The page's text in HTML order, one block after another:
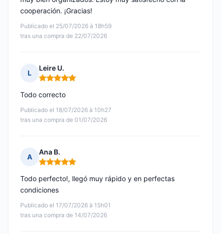
Publicado el 25/07/2026 à 18h59
tras una compra de 22/07/2026
cooperación. ¡Gracias!
L
Leire U.
Nota: 5 de 5
Publicado el 18/07/2026 à 10h27
tras una compra de 01/07/2026
Todo correcto
A
Ana B.
Nota: 5 de 5
Publicado el 17/07/2026 à 15h01
tras una compra de 14/07/2026
Todo perfecto!, llegó muy rápido y en perfectas
condiciones